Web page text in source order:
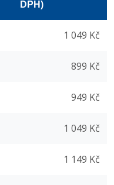
DPH)
1 049 Kč
899 Kč
949 Kč
1 049 Kč
1 149 Kč